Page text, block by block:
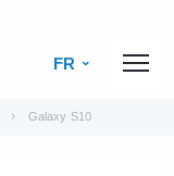
FR
Galaxy S10